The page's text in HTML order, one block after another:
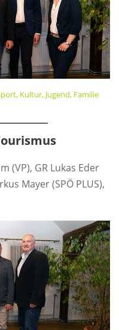
Kultur, Jugend, Familie
(VP), GR Lukas Eder
Mayer (SPÖ PLUS),